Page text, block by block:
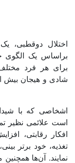
اختلال دوقطبی،
براساس یک الگوی
برای هر فرد
شادی و هیجان بیش
اشخاصی که با
است علائمی نظیر
افکار رقابتی،
تغذیه، خود برتر بینی،
نمایند. آن‌ها